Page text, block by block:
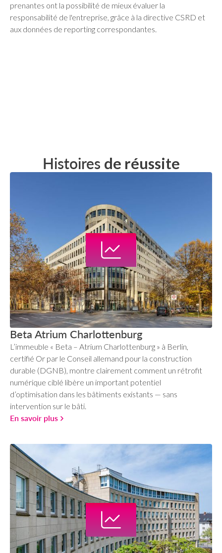
prenantes ont la possibilité de mieux évaluer la
responsabilité de l'entreprise, grâce à la directive CSRD et
aux données de reporting correspondantes.
Histoires de réussite
Beta Atrium Charlottenburg
L’immeuble « Beta – Atrium Charlottenburg » à Berlin,
certifié Or par le Conseil allemand pour la construction
durable (DGNB), montre clairement comment un rétrofit
numérique ciblé libère un important potentiel
d’optimisation dans les bâtiments existants — sans
intervention sur le bâti.
En savoir plus